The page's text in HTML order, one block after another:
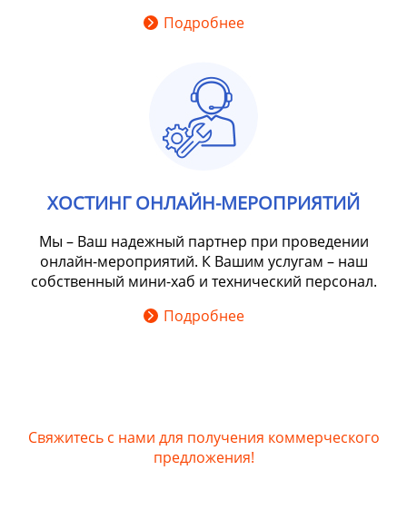
Подробнее
ХОСТИНГ ОНЛАЙН-МЕРОПРИЯТИЙ
Мы – Ваш надежный партнер при проведении
онлайн-мероприятий. К Вашим услугам – наш
собственный мини-хаб и технический персонал.
Подробнее
Свяжитесь с нами для получения коммерческого
предложения!